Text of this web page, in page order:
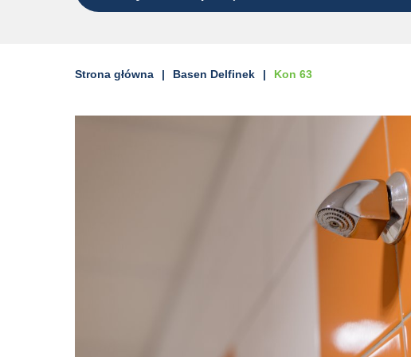
Strona główna Basen Delfinek Kon 63